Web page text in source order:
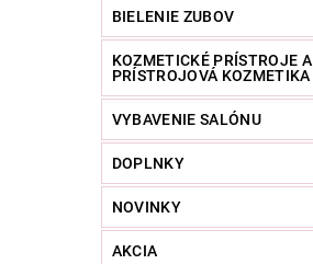
BIELENIE ZUBOV
KOZMETICKÉ PRÍSTROJE A
PRÍSTROJOVÁ KOZMETIKA
VYBAVENIE SALÓNU
DOPLNKY
NOVINKY
AKCIA